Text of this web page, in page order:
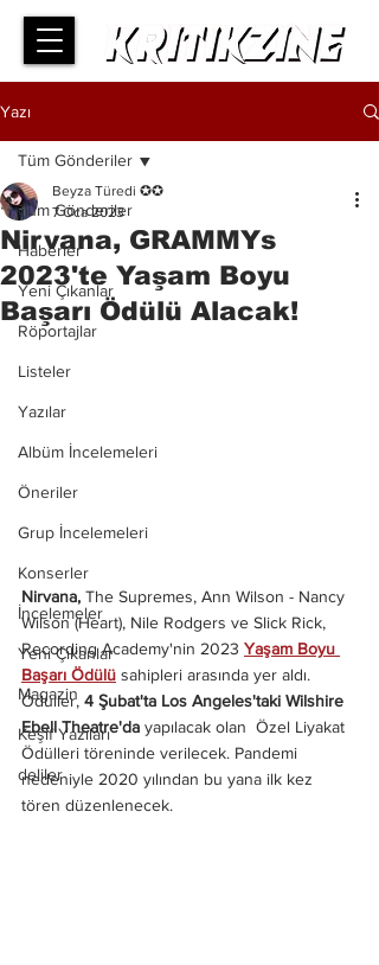
Yazı
Tüm Gönderiler
Haberler
Yeni Çıkanlar
Röportajlar
Listeler
Yazılar
Albüm İncelemeleri
Öneriler
Grup İncelemeleri
Konserler
İncelemeler
Yeni Çıkanlar
Magazin
Keşif Yazıları
deliler
Tüm Gönderiler
Nirvana, GRAMMYs
2023'te Yaşam Boyu
Başarı Ödülü Alacak!
Beyza Türedi ✪✪
7 Oca 2023
Nirvana, The Supremes, Ann Wilson - Nancy
Wilson (Heart), Nile Rodgers ve Slick Rick,
Recording Academy'nin 2023 Yaşam Boyu
Başarı Ödülü sahipleri arasında yer aldı.
Ödüller, 4 Şubat'ta Los Angeles'taki Wilshire
Ebell Theatre'da yapılacak olan  Özel Liyakat
Ödülleri töreninde verilecek. Pandemi
nedeniyle 2020 yılından bu yana ilk kez
tören düzenlenecek.